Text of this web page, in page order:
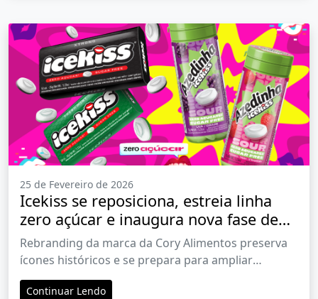
25 de Fevereiro de 2026
Icekiss se reposiciona, estreia linha
zero açúcar e inaugura nova fase de
expansão da marca
Rebranding da marca da Cory Alimentos preserva
ícones históricos e se prepara para ampliar
mercados no Brasil e no exterior
Continuar Lendo